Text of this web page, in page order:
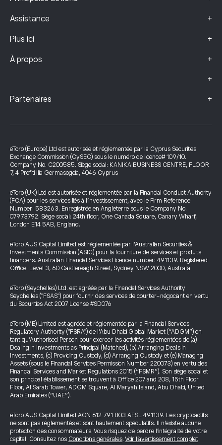
Assistance +
Plus ici +
À propos +
+
Partenaires +
eToro (Europe) Ltd est autorisée et réglementée par la Cyprus Securities
Exchange Commission (CySEC) sous le numéro de licence# 109/10.
Company No. C200585. Siège social: KANIKA BUSINESS CENTRE, FLOOR
7, 4 Profiti Ilia Germasogeia, 4046 Cyprus
eToro (UK) Ltd est autorisée et réglementée par la Financial Conduct Authority
(FCA) pour les services liés à l’investissement, avec le Firm Reference
Number: 583263. Enregistrée en Angleterre sous le Company No.
07973792. Siège social: 24th floor, One Canada Square, Canary Wharf,
London E14 5AB, England.
eToro AUS Capital Limited est réglementée par l’Australian Securities &
Investments Commission (ASIC) pour la fourniture de services et produits
financiers. Australian Financial Services Licence number: 491139. Registered
Office: Level 3, 60 Castlereagh Street, Sydney NSW 2000, Australia
eToro (Seychelles) Ltd. est agréée par la Financial Services Authority
Seychelles ("FSAS") pour fournir des services de courtier-négociant en vertu
du Securities Act 2007 License #SD076
eToro (ME) Limited est agréée et réglementée par la Financial Services
Regulatory Authority ("FSRA") de l’Abu Dhabi Global Market (“ADGM”) en
tant qu’Authorised Person pour exercer les activités réglementées de (a)
Dealing in Investments as Principal (Matched), (b) Arranging Deals in
Investments, (c) Providing Custody, (d) Arranging Custody et (e) Managing
Assets (sous le Financial Services Permission Number 220073) en vertu des
Financial Services and Market Regulations 2015 (“FSMR”). Son siège social et
son principal établissement se trouvent à Office 207 and 208, 15th Floor
Floor, Al Sarab Tower, ADGM Square, Al Maryah Island, Abu Dhabi, United
Arab Emirates (“UAE”).
eToro AUS Capital Limited ACN 612 791 803 AFSL 491139. Les cryptoactifs
ne sont pas réglementés et sont hautement spéculatifs. Il n’existe aucune
protection des consommateurs. Vous risquez de perdre l’intégralité de votre
capital. Consultez nos Conditions générales.Voir l’avertissement complet